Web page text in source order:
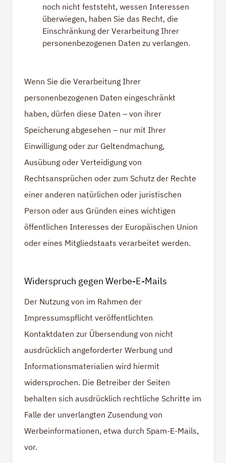
noch nicht feststeht, wessen Interessen
überwiegen, haben Sie das Recht, die
Einschränkung der Verarbeitung Ihrer
personenbezogenen Daten zu verlangen.
Wenn Sie die Verarbeitung Ihrer
personenbezogenen Daten eingeschränkt
haben, dürfen diese Daten – von ihrer
Speicherung abgesehen – nur mit Ihrer
Einwilligung oder zur Geltendmachung,
Ausübung oder Verteidigung von
Rechtsansprüchen oder zum Schutz der Rechte
einer anderen natürlichen oder juristischen
Person oder aus Gründen eines wichtigen
öffentlichen Interesses der Europäischen Union
oder eines Mitgliedstaats verarbeitet werden.
Widerspruch gegen Werbe-E-Mails
Der Nutzung von im Rahmen der
Impressumspflicht veröffentlichten
Kontaktdaten zur Übersendung von nicht
ausdrücklich angeforderter Werbung und
Informationsmaterialien wird hiermit
widersprochen. Die Betreiber der Seiten
behalten sich ausdrücklich rechtliche Schritte im
Falle der unverlangten Zusendung von
Werbeinformationen, etwa durch Spam-E-Mails,
vor.